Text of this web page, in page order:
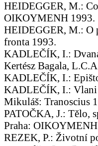
HEIDEGGER, M.:
OIKOYMENH 1993.
HEIDEGGER, M.: O
fronta 1993.
KADLEČÍK, I.:
Kertész Bagala,
KADLEČÍK, I.:
KADLEČÍK, I.: Vlani
Mikuláš: Tranoscius
PATOČKA, J.: Tělo,
Praha:
REZEK, P.: Životní